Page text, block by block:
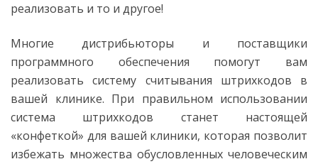
реализовать и то и другое!
Многие дистрибьюторы и поставщики
программного обеспечения помогут вам
реализовать систему считывания штрихкодов в
вашей клинике. При правильном использовании
система штрихкодов станет настоящей
«конфеткой» для вашей клиники, которая позволит
избежать множества обусловленных человеческим